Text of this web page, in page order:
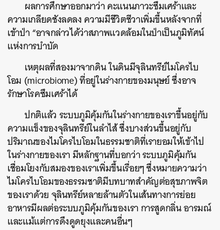
ผลการศึกษาออกมาว่า คะแนนภาวะซึมเศร้าและ
ความเกลียดชังลดลง ความมีชีวิตชีวาเพิ่มขึ้นหลังจากที่
เข้าป่า “อาจกล่าวได้ว่าสภาพแวดล้อมในป่าเป็นภูมิทัศน์
แห่งการบำบัด
เหตุผลที่สองมาจากดิน ในดินมีจุลินทรีย์ไมโครไบ
โอม (microbiome) ที่อยู่ในร่างกายของมนุษย์ ซึ่งอาจ
รักษาโรคซึมเศร้าได้
ปกติแล้ว ระบบภูมิคุ้มกันในร่างกายของเราขึ้นอยู่กับ
ความแข็งของจุลินทรีย์ในลำไส้ ซึ่งบางส่วนขึ้นอยู่กับ
ปริมาณของไมโครไบโอมในธรรมชาติที่เรายอมให้เข้าไป
ในร่างกายของเรา มีหลักฐานที่บอกว่า ระบบภูมิคุ้มกัน
เชื่อมโยงกับสมองของเราเพิ่มขึ้นเรื่อยๆ ซึ่งหมายความว่า
ไมโครไบโอมของธรรมชาติมีบทบาทสำคัญต่อสุขภาพจิต
ของเราด้วย จุลินทรีย์หลายล้านตัวในเส้นทางการย่อย
อาหารมีผลต่อระบบภูมิคุ้มกันของเรา การสูดกลิ่น อารมณ์
และแม้แต่การดึงดูดยุงและคนอื่นๆ